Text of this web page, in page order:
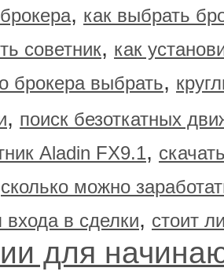
, как выбрать
советник, как
брокера выбрать,
, поиск безоткатных
Aladin FX9.1,
сколько можно
входа в сделки, стоит
для